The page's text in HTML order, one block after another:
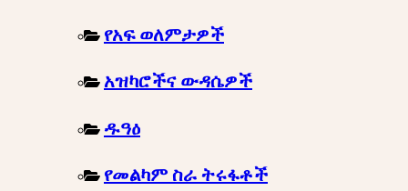
የአፍ ወለምታዎች
አዝካሮችና ውዳሴዎች
ዱዓዕ
የመልካም ስራ ትሩፋቶች